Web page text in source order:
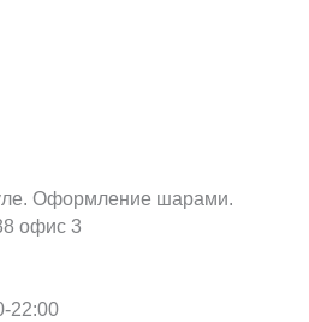
Оформление шарами.
офис 3
22:00